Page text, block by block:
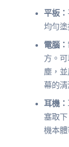
平板：
均勻
電腦：
方。
塵，
幕的
耳機：
塞取
機本